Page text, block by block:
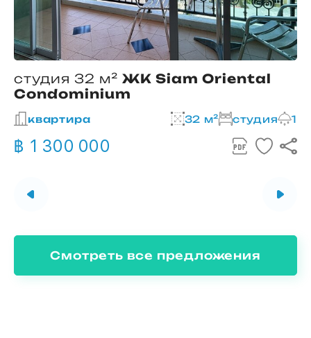
студия 32 м² ЖК Siam Oriental
Condominium
квартира 32 м² студия 1
฿ 1 300 000
Смотреть все предложения